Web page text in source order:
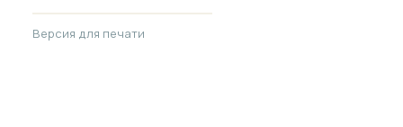
Версия для печати